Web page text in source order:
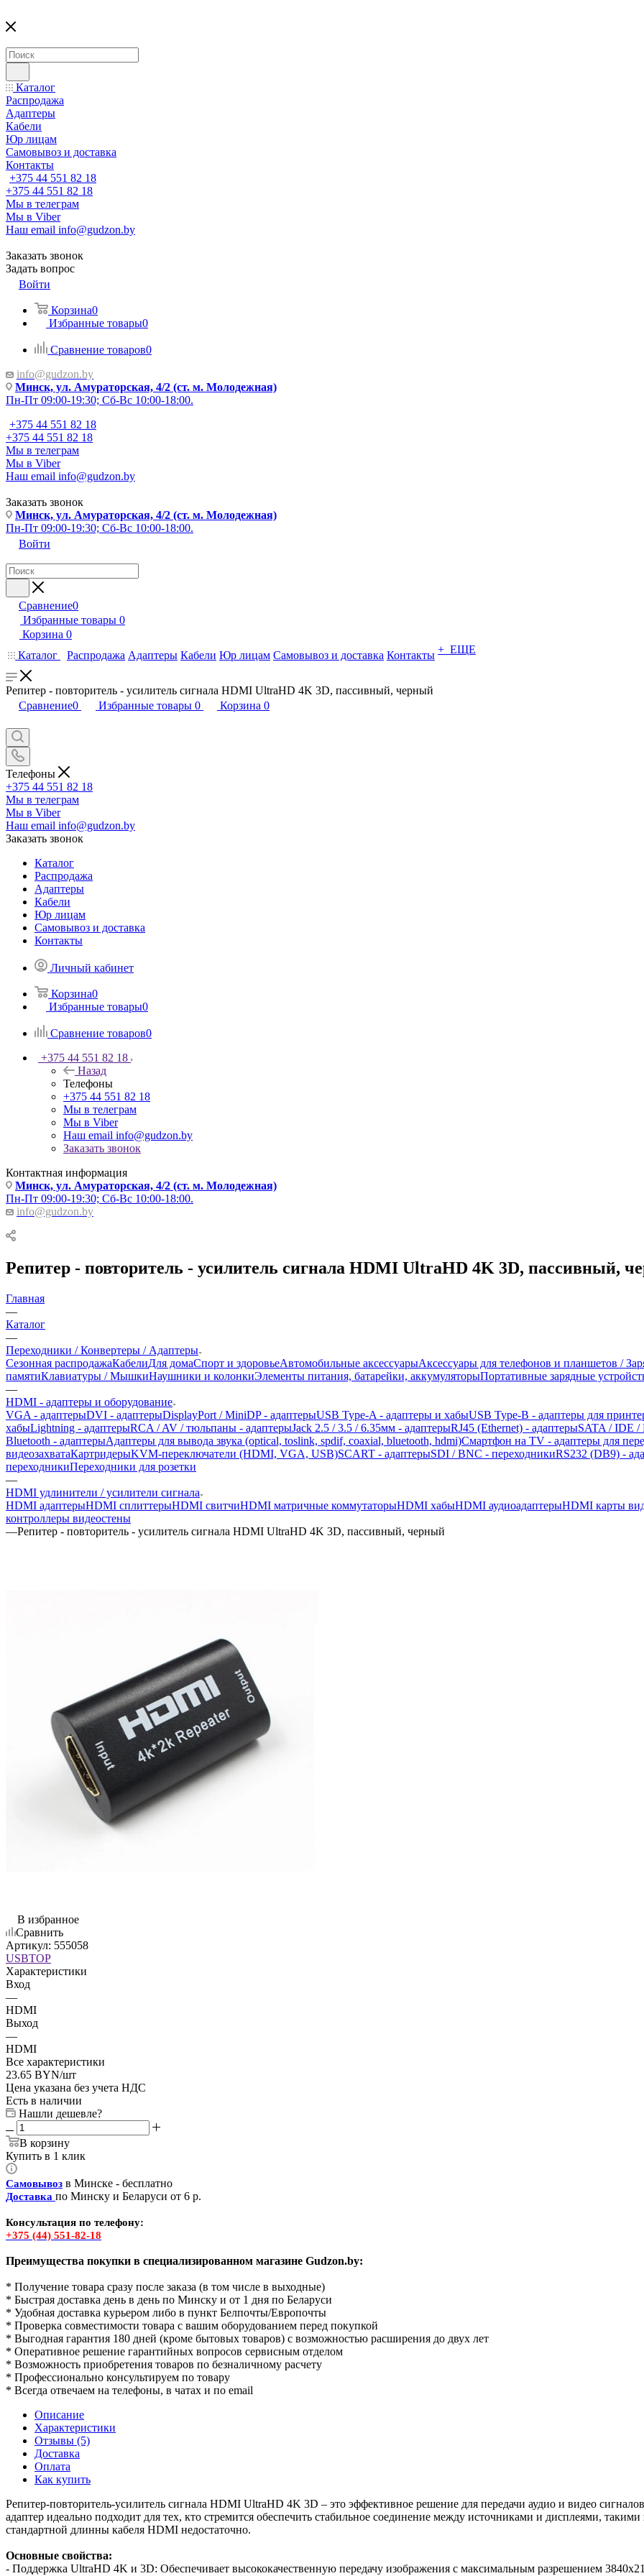
Каталог
Распродажа
Адаптеры
Кабели
Юр лицам
Самовывоз и доставка
Контакты
+375 44 551 82 18
+375 44 551 82 18
Мы в телеграм
Мы в Viber
Наш email info@gudzon.by
Заказать звонок
Задать вопрос
Войти
Корзина0
Избранные товары0
Сравнение товаров0
info@gudzon.by
Минск, ул. Амураторская, 4/2 (ст. м. Молодежная)
Пн-Пт 09:00-19:30; Сб-Вс 10:00-18:00.
+375 44 551 82 18
+375 44 551 82 18
Мы в телеграм
Мы в Viber
Наш email info@gudzon.by
Заказать звонок
Минск, ул. Амураторская, 4/2 (ст. м. Молодежная)
Пн-Пт 09:00-19:30; Сб-Вс 10:00-18:00.
Войти
Сравнение0
Избранные товары 0
Корзина 0
Каталог
Распродажа Адаптеры Кабели Юр лицам Самовывоз и доставка Контакты + ЕЩЕ
Репитер - повторитель - усилитель сигнала HDMI UltraHD 4K 3D, пассивный, черный
Сравнение0 Избранные товары 0 Корзина 0
Телефоны
+375 44 551 82 18
Мы в телеграм
Мы в Viber
Наш email info@gudzon.by
Заказать звонок
Каталог
Распродажа
Адаптеры
Кабели
Юр лицам
Самовывоз и доставка
Контакты
Личный кабинет
Корзина0
Избранные товары0
Сравнение товаров0
+375 44 551 82 18
Назад
Телефоны
+375 44 551 82 18
Мы в телеграм
Мы в Viber
Наш email info@gudzon.by
Заказать звонок
Контактная информация
Минск, ул. Амураторская, 4/2 (ст. м. Молодежная)
Пн-Пт 09:00-19:30; Сб-Вс 10:00-18:00.
info@gudzon.by
Репитер - повторитель - усилитель сигнала HDMI UltraHD 4K 3D, пассивный,
Главная
—
Каталог
—
Переходники / Конвертеры / Адаптеры
Сезонная распродажаКабелиДля домаСпорт и здоровьеАвтомобильные аксессуарыАксессуары для телефонов и планшетов /
памятиКлавиатуры / МышкиНаушники и колонкиЭлементы питания, батарейки, аккумуляторыПортативные зарядные
—
HDMI - адаптеры и оборудование
VGA - адаптерыDVI - адаптерыDisplayPort / MiniDP - адаптерыUSB Type-A - адаптеры и хабыUSB Type-B - адаптеры для
хабыLightning - адаптерыRCA / AV / тюльпаны - адаптерыJack 2.5 / 3.5 / 6.35мм - адаптерыRJ45 (Ethernet) - адаптерыSATA / IDE /
Bluetooth - адаптерыАдаптеры для вывода звука (optical, toslink, spdif, coaxial, bluetooth, hdmi)Смартфон на TV - адаптеры для
видеозахватаКартридерыKVM-переключатели (HDMI, VGA, USB)SCART - адаптерыSDI / BNC - переходникиRS232 (DB9) -
переходникиПереходники для розетки
—
HDMI удлинители / усилители сигнала
HDMI адаптерыHDMI сплиттерыHDMI свитчиHDMI матричные коммутаторыHDMI хабыHDMI аудиоадаптерыHDMI карты
контроллеры видеостены
—Репитер - повторитель - усилитель сигнала HDMI UltraHD 4K 3D, пассивный, черный
В избранное
Сравнить
Артикул: 555058
USBTOP
Характеристики
Вход
—
HDMI
Выход
—
HDMI
Все характеристики
23.65 BYN/шт
Цена указана без учета НДС
Есть в наличии
Нашли дешевле?
В корзину
Купить в 1 клик
Самовывоз в Минске - бесплатно
Доставка по Минску и Беларуси от 6 р.
Консультация по телефону:
+375 (44) 551-82-18
Преимущества покупки в специализированном магазине Gudzon.by:
* Получение товара сразу после заказа (в том числе в выходные)
* Быстрая доставка день в день по Минску и от 1 дня по Беларуси
* Удобная доставка курьером либо в пункт Белпочты/Европочты
* Проверка совместимости товара с вашим оборудованием перед покупкой
* Выгодная гарантия 180 дней (кроме бытовых товаров) с возможностью расширения до двух лет
* Оперативное решение гарантийных вопросов сервисным отделом
* Возможность приобретения товаров по безналичному расчету
* Профессионально консультируем по товару
* Всегда отвечаем на телефоны, в чатах и по email
Описание
Характеристики
Отзывы (5)
Доставка
Оплата
Как купить
Репитер-повторитель-усилитель сигнала HDMI UltraHD 4K 3D – это эффективное решение для передачи аудио и видео
адаптер идеально подходит для тех, кто стремится обеспечить стабильное соединение между источниками и дисплеями,
стандартной длинны кабеля HDMI недостаточно.
Основные свойства:
- Поддержка UltraHD 4K и 3D: Обеспечивает высококачественную передачу изображения с максимальным разрешением